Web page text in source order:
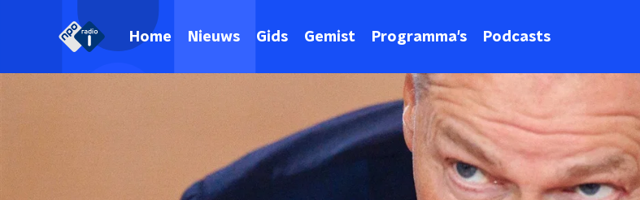
Home Nieuws Gids Gemist Programma's Podcasts